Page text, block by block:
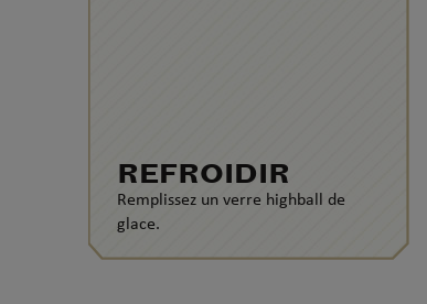
REFROIDIR
Remplissez un verre highball de
glace.